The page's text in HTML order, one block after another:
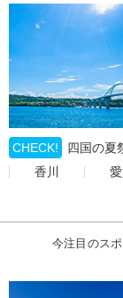
CHECK!
四国の夏
香川
今注目のス